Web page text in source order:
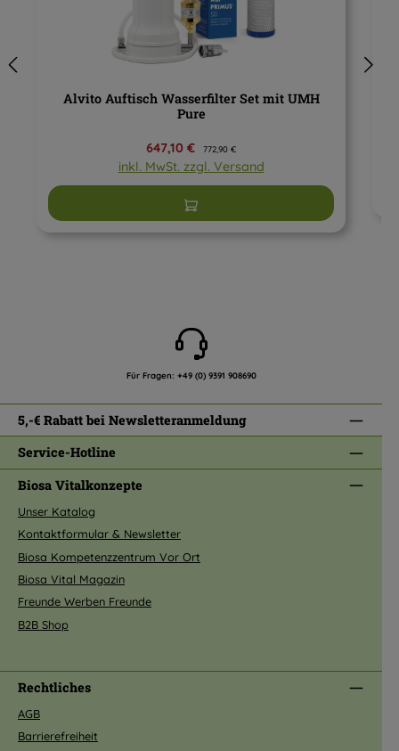
Alvito Auftisch Wasserfilter Set mit UMH
Pure
Verkaufspreis:
647,10 € Regulärer Preis:
772,90 €
inkl. MwSt. zzgl. Versand
In den Warenkorb
Für Fragen: +49 (0) 9391 908690
5,-€ Rabatt bei Newsletteranmeldung
Service-Hotline
Biosa Vitalkonzepte
Unser Katalog
Kontaktformular & Newsletter
Biosa Kompetenzzentrum Vor Ort
Biosa Vital Magazin
Freunde Werben Freunde
B2B Shop
Rechtliches
AGB
Barrierefreiheit